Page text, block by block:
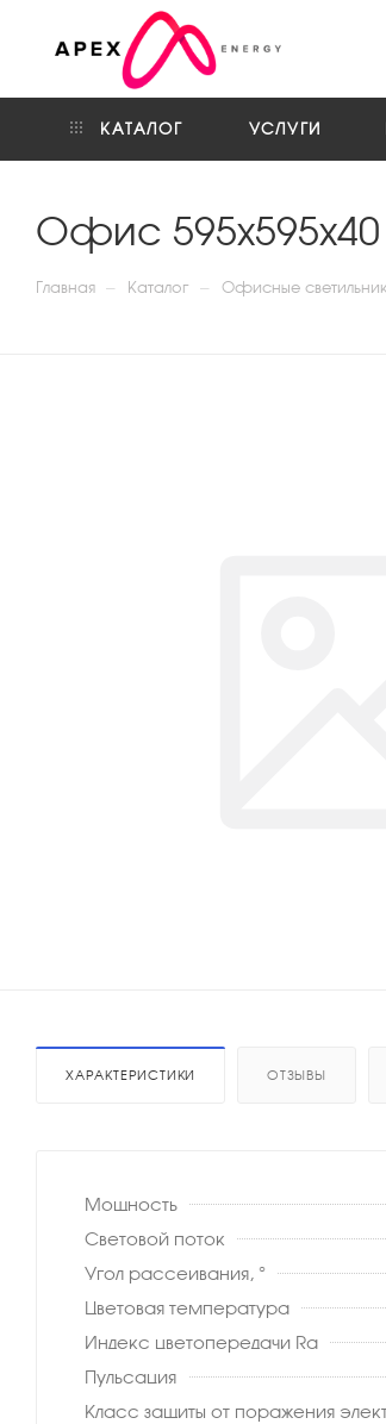
КАТАЛОГ УСЛУГИ
Офис 595x595x40
Главная — Каталог — Офисные
ХАРАКТЕРИСТИКИ ОТЗЫВЫ
Мощность
Световой поток
Угол рассеивания, °
Цветовая температура
Индекс цветопередачи Ra
Пульсация
Класс защиты от поражения